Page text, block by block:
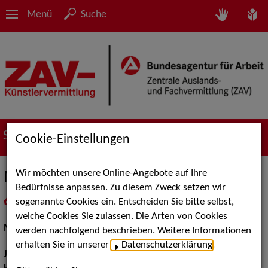
Menü Suche
Suche nach Künstler*innen
Matthias Jens Kuleßa
als PDF speichern
inMeine Merklistelegen
Musical:Darsteller, Sänger
Jahrgang:
Cookie-Einstellungen
Wir möchten unsere Online-Angebote auf Ihre
Bedürfnisse anpassen. Zu diesem Zweck setzen wir
sogenannte Cookies ein. Entscheiden Sie bitte selbst,
welche Cookies Sie zulassen. Die Arten von Cookies
werden nachfolgend beschrieben. Weitere Informationen
erhalten Sie in unserer
Datenschutzerklärung